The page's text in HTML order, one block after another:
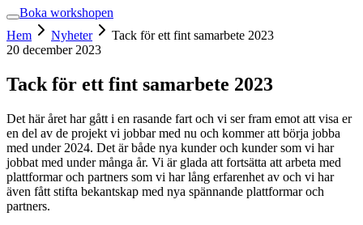
Boka workshopen
Hem
Nyheter
Tack för ett fint samarbete 2023
20 december 2023
Tack för ett fint samarbete 2023
Det här året har gått i en rasande fart och vi ser fram emot att visa er
en del av de projekt vi jobbar med nu och kommer att börja jobba
med under 2024. Det är både nya kunder och kunder som vi har
jobbat med under många år. Vi är glada att fortsätta att arbeta med
plattformar och partners som vi har lång erfarenhet av och vi har
även fått stifta bekantskap med nya spännande plattformar och
partners.